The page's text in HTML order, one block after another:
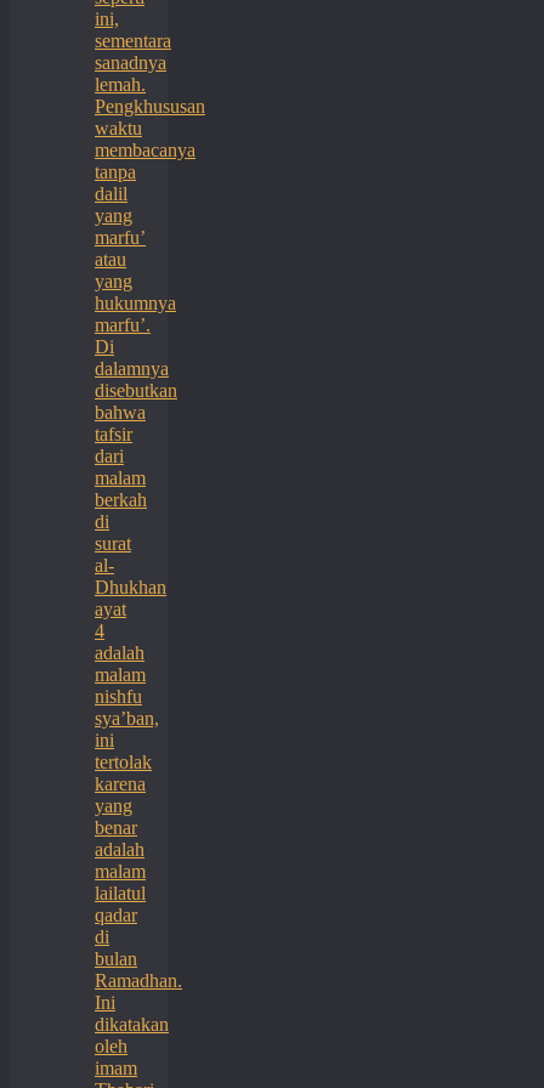
ini,
sementara
sanadnya
lemah.
Pengkhususan
waktu
membacanya
tanpa
dalil
yang
marfu’
atau
yang
hukumnya
marfu’.
Di
dalamnya
disebutkan
bahwa
tafsir
dari
malam
berkah
di
surat
al-
Dhukhan
ayat
4
adalah
malam
nishfu
sya’ban,
ini
tertolak
karena
yang
benar
adalah
malam
lailatul
qadar
di
bulan
Ramadhan.
Ini
dikatakan
oleh
imam